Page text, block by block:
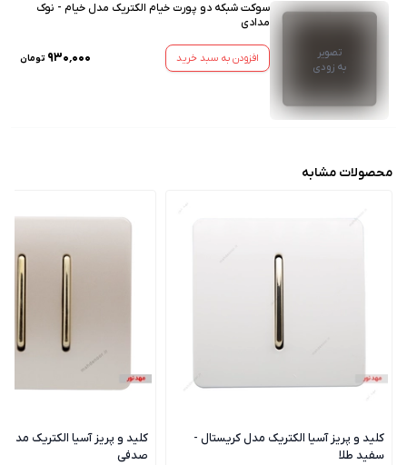
تصویر
به زودی
سوکت شبکه دو پورت خیام الکتریک مدل خیام - نوک
مدادی
افزودن به سبد خرید ۹۳۰٬۰۰۰ تومان
محصولات مشابه
کلید و پریز آسیا الکتریک مدل کریستال -
سفید طلا
کلید و پریز آسیا الکتریک مدل
صدفی